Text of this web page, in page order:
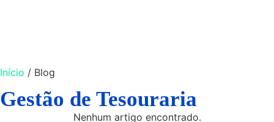
Início / Blog
Gestão de Tesouraria
Nenhum artigo encontrado.